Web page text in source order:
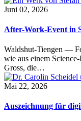
Juni 02, 2026
After-Work-Event in
Waldshut-Tiengen —
wie aus einem
Gross, die…
Mai 22, 2026
Auszeichnung für